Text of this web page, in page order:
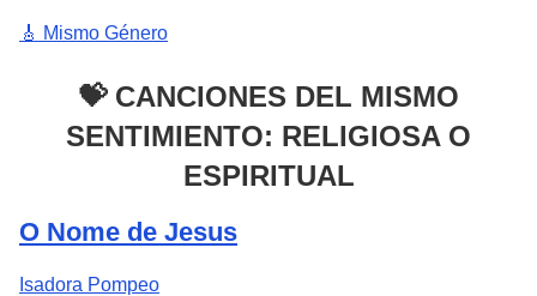
🎸 Mismo Género
💝 CANCIONES DEL MISMO
SENTIMIENTO: RELIGIOSA O
ESPIRITUAL
O Nome de Jesus
Isadora Pompeo